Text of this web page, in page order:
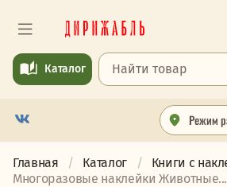
Режим
Каталог
Главная Каталог
Книги с
Многоразовые наклейки Животные...